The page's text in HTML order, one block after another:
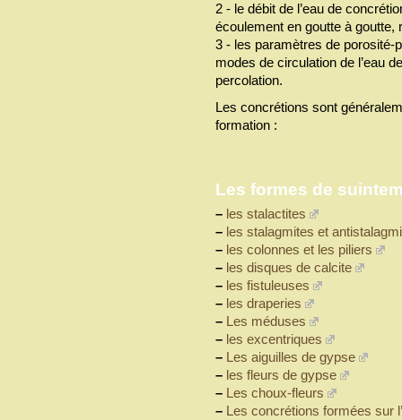
2 - le débit de l’eau de
écoulement en goutte à
3 - les paramètres de porosité-
modes de circulation de l’eau
percolation.
Les concrétions sont
formation :
Les formes de
– les stalactites
– les stalagmites et
– les colonnes et les piliers
– les disques de calcite
– les fistuleuses
– les draperies
– Les méduses
– les excentriques
– Les aiguilles de gypse
– les fleurs de gypse
– Les choux-fleurs
– Les concrétions formées sur